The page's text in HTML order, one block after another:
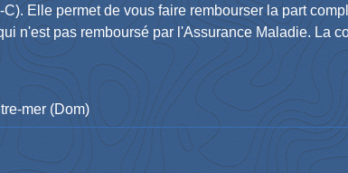
Elle permet de vous faire rembourser la part
n'est pas remboursé par l'Assurance Maladie. La
mer (Dom)